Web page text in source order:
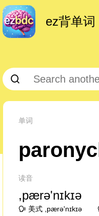
ez背单词
单词
读音
,pærə'nɪkɪə
美式 ,pærə'nɪkɪə